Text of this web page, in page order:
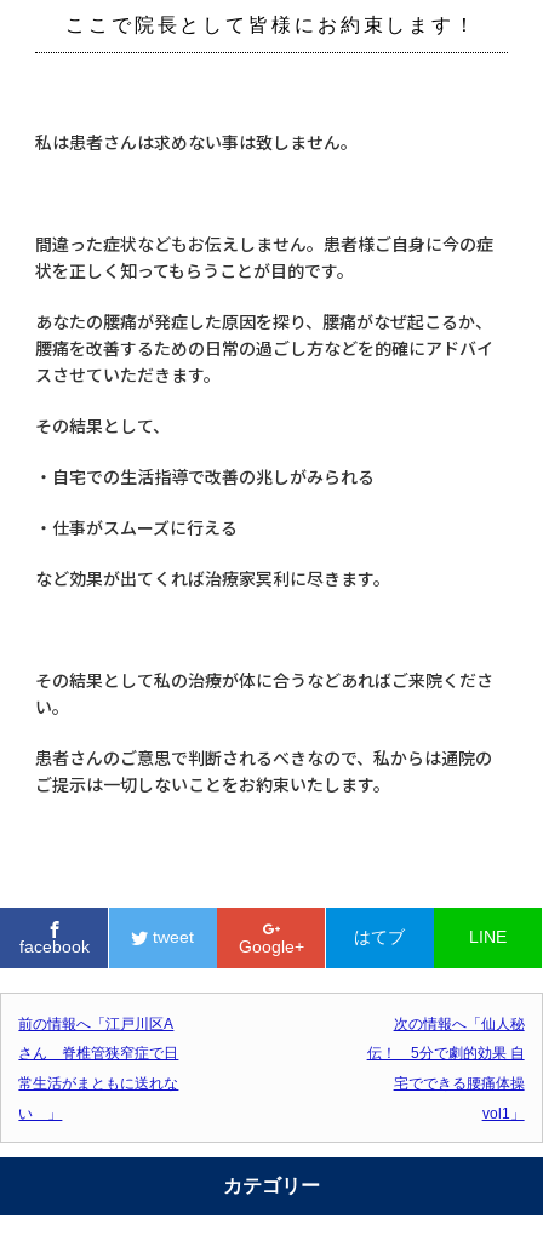
ここで院長として皆様にお約束します！
私は患者さんは求めない事は致しません。
間違った症状などもお伝えしません。患者様ご自身に今の症
状を正しく知ってもらうことが目的です。
あなたの腰痛が発症した原因を探り、腰痛がなぜ起こるか、
腰痛を改善するための日常の過ごし方などを的確にアドバイ
スさせていただきます。
その結果として、
・自宅での生活指導で改善の兆しがみられる
・仕事がスムーズに行える
など効果が出てくれば治療家冥利に尽きます。
その結果として私の治療が体に合うなどあればご来院くださ
い。
患者さんのご意思で判断されるべきなので、私からは通院の
ご提示は一切しないことをお約束いたします。
facebook
tweet
Google+
はてブ LINE
前の情報へ「江戸川区A
さん 脊椎管狭窄症で日
常生活がまともに送れな
い 」
次の情報へ「仙人秘
伝！ 5分で劇的効果 自
宅でできる腰痛体操
vol1」
カテゴリー